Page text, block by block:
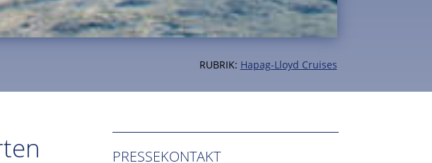
RUBRIK: Hapag-Lloyd Cruises
PRESSEKONTAKT